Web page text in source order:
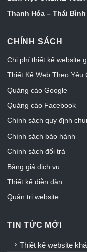
Thanh Hóa – Thái
CHÍNH SÁCH
Chi phí thiết kế website
Thiết Kế Web Theo Yêu
Quảng cáo Google
Quảng cáo Facebook
Chính sách quy định
Chính sách bảo hành
Chính sách đổi trả
Bảng giá dịch vụ
Thiết kế diễn đàn
Quản trị website
TIN TỨC MỚI
Thiết kế website